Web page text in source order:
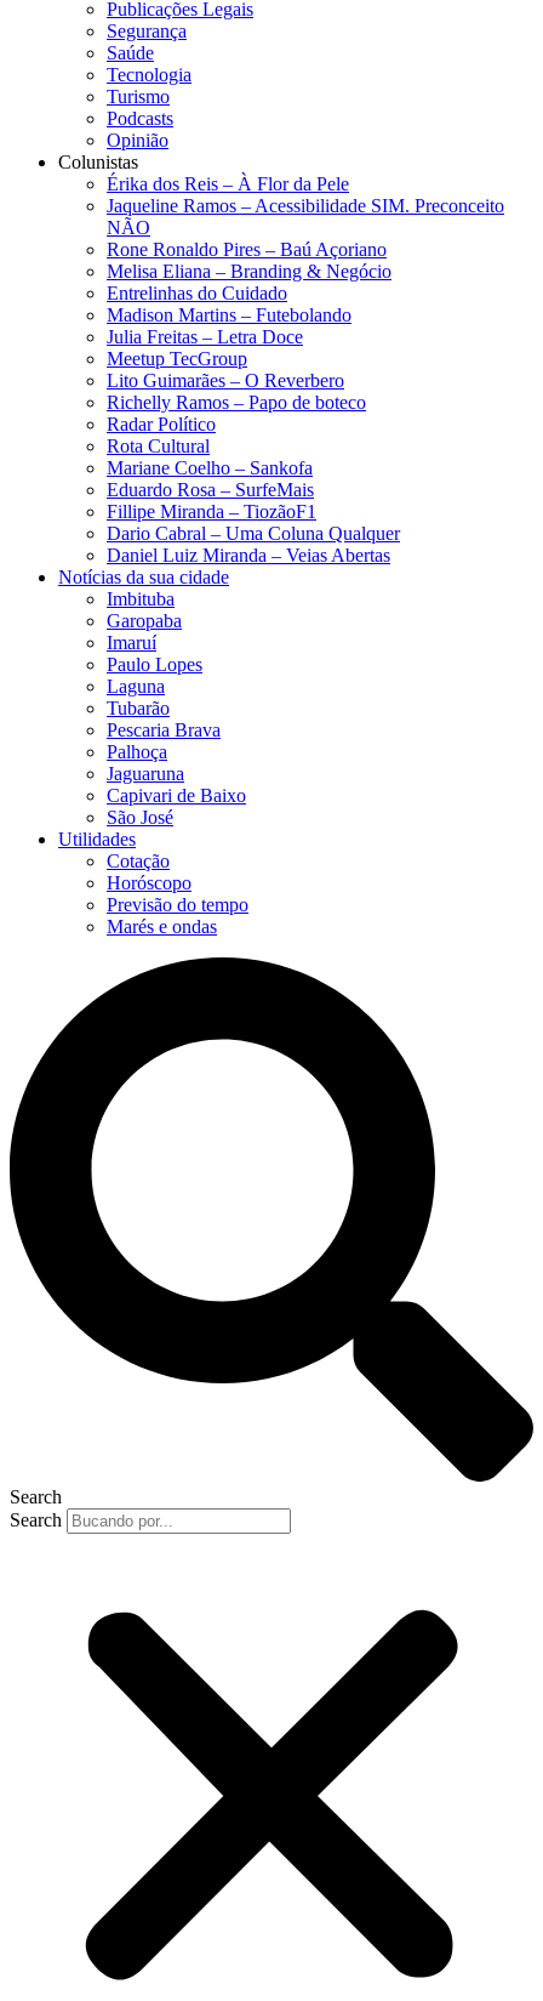
Publicações Legais
Segurança
Saúde
Tecnologia
Turismo
Podcasts
Opinião
Colunistas
Érika dos Reis​ – À Flor da Pele
Jaqueline Ramos – Acessibilidade SIM. Preconceito
NÃO
Rone Ronaldo Pires – Baú Açoriano
Melisa Eliana – Branding & Negócio
Entrelinhas do Cuidado
Madison Martins – Futebolando
Julia Freitas​ – Letra Doce
Meetup TecGroup
Lito Guimarães – O Reverbero
Richelly Ramos​ – Papo de boteco
Radar Político
Rota Cultural
Mariane Coelho – Sankofa
Eduardo Rosa​ – SurfeMais
Fillipe Miranda – TiozãoF1
Dario Cabral – Uma Coluna Qualquer
Daniel Luiz Miranda – Veias Abertas
Notícias da sua cidade
Imbituba
Garopaba
Imaruí
Paulo Lopes
Laguna
Tubarão
Pescaria Brava
Palhoça
Jaguaruna
Capivari de Baixo
São José
Utilidades
Cotação
Horóscopo
Previsão do tempo
Marés e ondas
Search
Search